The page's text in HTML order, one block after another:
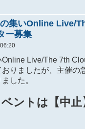
集いOnline Live/
ー募集
Live/The 7th
りましたが、主催の
した。
ントは【中止